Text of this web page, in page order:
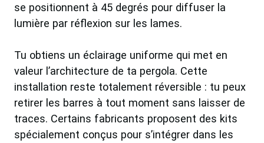
se positionnent à 45 degrés pour diffuser la
lumière par réflexion sur les lames.
Tu obtiens un éclairage uniforme qui met en
valeur l’architecture de ta pergola. Cette
installation reste totalement réversible : tu peux
retirer les barres à tout moment sans laisser de
traces. Certains fabricants proposent des kits
spécialement conçus pour s’intégrer dans les